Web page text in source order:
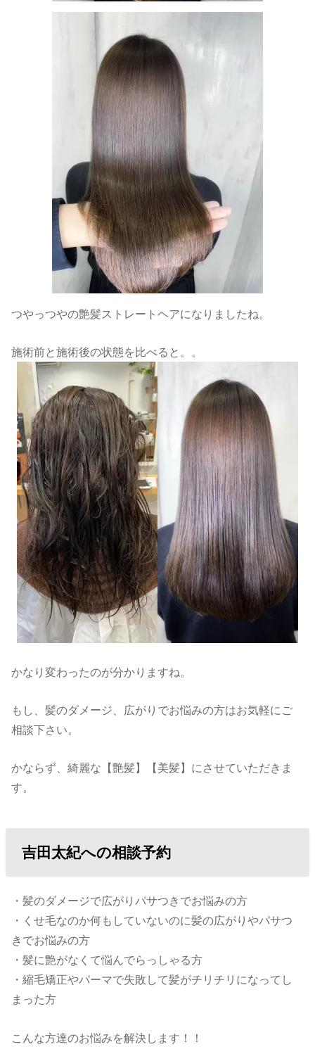
つやっつやの艶髪ストレートヘアになりましたね。
施術前と施術後の状態を比べると。。
かなり変わったのが分かりますね。
もし、髪のダメージ、広がりでお悩みの方はお気軽にご
相談下さい。
かならず、綺麗な【艶髪】【美髪】にさせていただきま
す。
吉田太紀への相談予約
・髪のダメージで広がりパサつきでお悩みの方
・くせ毛なのか何もしていないのに髪の広がりやパサつ
きでお悩みの方
・髪に艶がなくて悩んでらっしゃる方
・縮毛矯正やパーマで失敗して髪がチリチリになってし
まった方
こんな方達のお悩みを解決します！！